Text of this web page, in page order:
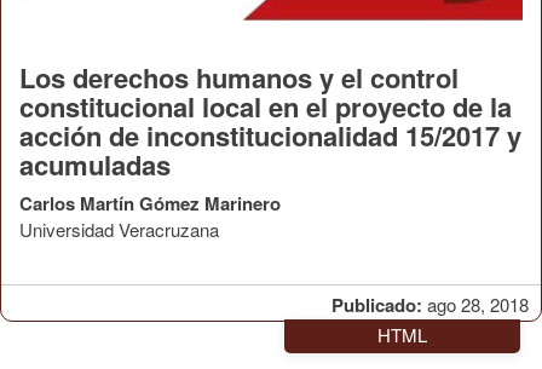
Publicado: ago 28, 2018
Los derechos humanos y el control
constitucional local en el proyecto de la
acción de inconstitucionalidad 15/2017 y
acumuladas
Carlos Martín Gómez Marinero
Universidad Veracruzana
HTML